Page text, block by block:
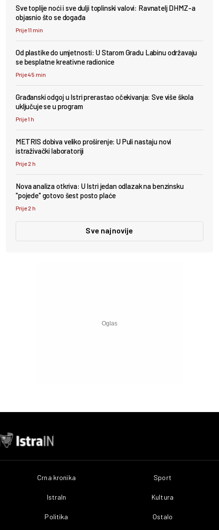
Sve toplije noći i sve dulji toplinski valovi: Ravnatelj DHMZ-a
objasnio što se događa
Prije 11 min
Od plastike do umjetnosti: U Starom Gradu Labinu održavaju
se besplatne kreativne radionice
Prije 45 min
Građanski odgoj u Istri prerastao očekivanja: Sve više škola
uključuje se u program
Prije 1 h
METRIS dobiva veliko proširenje: U Puli nastaju novi
istraživački laboratoriji
Prije 2 h
Nova analiza otkriva: U Istri jedan odlazak na benzinsku
"pojede" gotovo šest posto plaće
Prije 2 h
Sve najnovije
Crna kronika
IstraIn
Politika
Sport
Kultura
Ostalo